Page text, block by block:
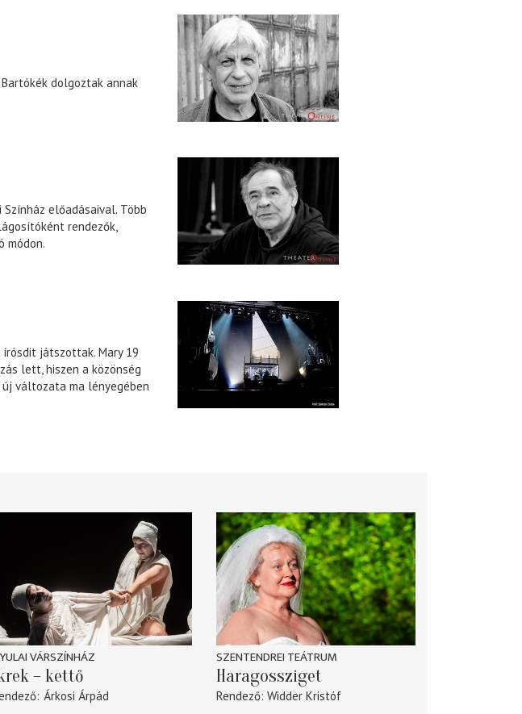
dolgoztak annak
előadásaival. Több
rendezők,
módon.
írósdit játszottak. Mary 19
lett, hiszen a közönség
változata ma lényegében
VÁRSZÍNHÁZ
– kettő
Árkosi Árpád
SZENTENDREI TEÁTRUM
Haragossziget
Rendező Widder Kristóf